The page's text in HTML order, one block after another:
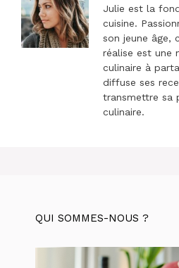
Julie est la
cuisine.
son jeune âge,
réalise est une
culinaire à
diffuse ses
transmettre sa
culinaire.
QUI SOMMES-NOUS ?